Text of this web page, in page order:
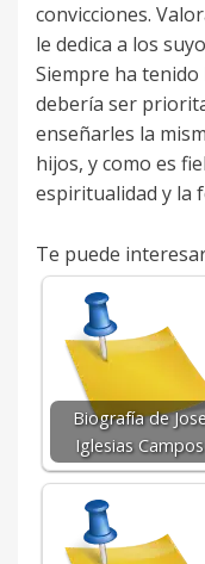
convicciones.
le dedica a los
Siempre ha
debería ser
enseñarles la
hijos, y como es
espiritualidad y la
Te puede
Biografía de
Iglesias Campos